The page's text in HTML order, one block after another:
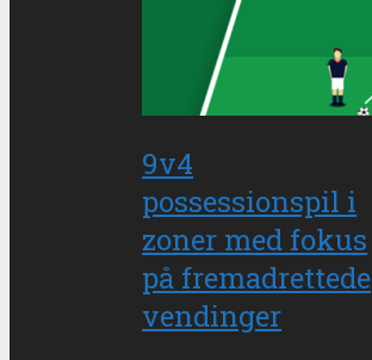
9v4
possessionspil i
zoner med fokus
på fremadrettede
vendinger